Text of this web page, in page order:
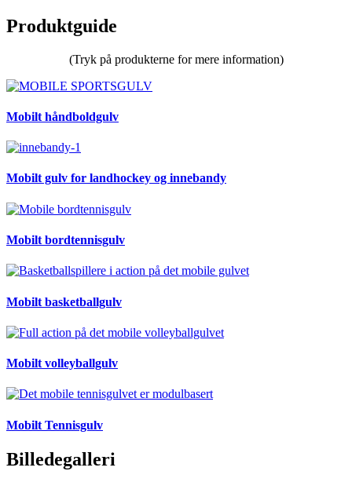
Produktguide
(Tryk på produkterne for mere information)
Mobilt håndboldgulv
Mobilt gulv for landhockey og innebandy
Mobilt bordtennisgulv
Mobilt basketballgulv
Mobilt volleyballgulv
Mobilt Tennisgulv
Billedegalleri